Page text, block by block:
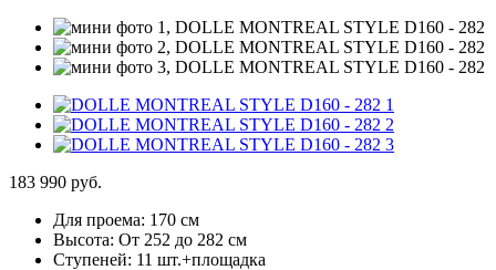
183 990 руб.
Для проема: 170 см
Высота: От 252 до 282 см
Ступеней: 11 шт.+площадка